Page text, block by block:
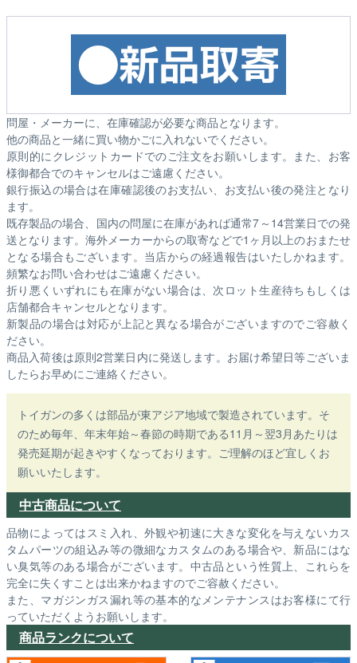
問屋・メーカーに、在庫確認が必要な商品となります。
他の商品と一緒に買い物かごに入れないでください。
原則的にクレジットカードでのご注文をお願いします。また、お客
様御都合でのキャンセルはご遠慮ください。
銀行振込の場合は在庫確認後のお支払い、お支払い後の発注となり
ます。
既存製品の場合、国内の問屋に在庫があれば通常7～14営業日での発
送となります。海外メーカーからの取寄などで1ヶ月以上のおまたせ
となる場合もございます。 当店からの経過報告はいたしかねます。
頻繁なお問い合わせはご遠慮ください。
折り悪くいずれにも在庫がない場合は、次ロット生産待ちもしくは
店舗都合キャンセルとなります。
新製品の場合は対応が上記と異なる場合がございますのでご容赦く
ださい。
商品入荷後は原則2営業日内に発送します。お届け希望日等ございま
したらお早めにご連絡ください。
トイガンの多くは部品が東アジア地域で製造されています。そ
のため毎年、年末年始～春節の時期である11月～翌3月あたりは
発売延期が起きやすくなっております。ご理解のほど宜しくお
願いいたします。
中古商品について
品物によってはスミ入れ、外観や初速に大きな変化を与えないカス
タムパーツの組込み等の微細なカスタムのある場合や、新品にはな
い臭気等のある場合がございます。中古品という性質上、これらを
完全に失くすことは出来かねますのでご容赦ください。
また、マガジンガス漏れ等の基本的なメンテナンスはお客様にて行
っていただくようお願いします。
商品ランクについて